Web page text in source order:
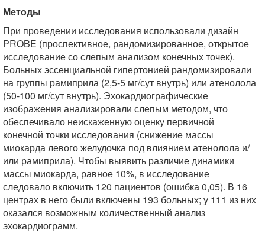
Методы
При проведении исследования использовали дизайн
PROBE (проспективное, рандомизированное, открытое
исследование со слепым анализом конечных точек).
Больных эссенциальной гипертонией рандомизировали
на группы рамиприла (2,5-5 мг/сут внутрь) или атенолола
(50-100 мг/сут внутрь). Эхокардиографические
изображения анализировали слепым методом, что
обеспечивало неискаженную оценку первичной
конечной точки исследования (снижение массы
миокарда левого желудочка под влиянием атенолола и/
или рамиприла). Чтобы выявить различие динамики
массы миокарда, равное 10%, в исследование
следовало включить 120 пациентов (ошибка 0,05). В 16
центрах в него были включены 193 больных; у 111 из них
оказался возможным количественный анализ
эхокардиограмм.